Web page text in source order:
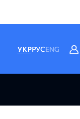
УКРРУСENG